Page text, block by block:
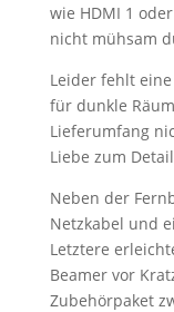
wie HDMI 1
nicht mühsam
Leider fehlt
für dunkle
Lieferumfang
Liebe zum
Neben der
Netzkabel und
Letztere
Beamer vor
Zubehörpaket